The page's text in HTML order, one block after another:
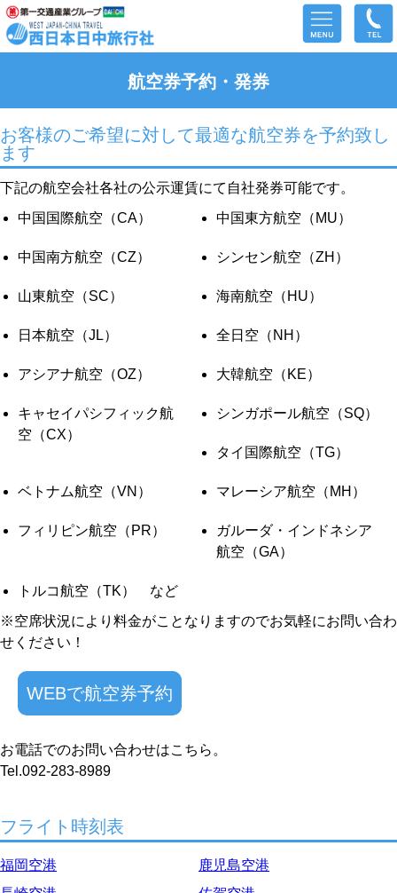
航空券予約・発券
お客様のご希望に対して最適な航空券を予約致し
ます
下記の航空会社各社の公示運賃にて自社発券可能です。
中国国際航空（CA）
中国東方航空（MU）
中国南方航空（CZ） シンセン航空（ZH）
山東航空（SC） 海南航空（HU）
日本航空（JL） 全日空（NH）
アシアナ航空（OZ） 大韓航空（KE）
キャセイパシフィック航
空（CX）
シンガポール航空（SQ）
タイ国際航空（TG）
ベトナム航空（VN） マレーシア航空（MH）
フィリピン航空（PR）
ガルーダ・インドネシア
航空（GA）
トルコ航空（TK） など
※空席状況により料金がことなりますのでお気軽にお問い合わ
せください！
WEBで航空券予約
お電話でのお問い合わせはこちら。
Tel.092-283-8989
フライト時刻表
福岡空港
鹿児島空港